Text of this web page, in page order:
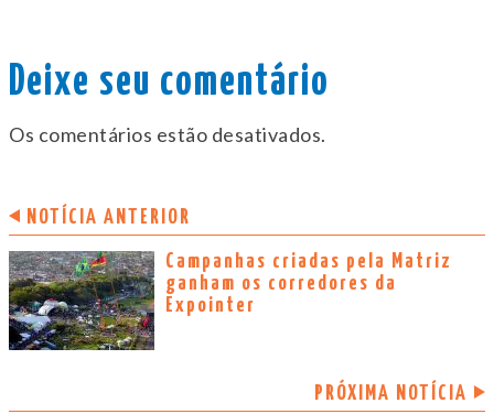
Deixe seu comentário
Os comentários estão desativados.
NOTÍCIA ANTERIOR
Campanhas criadas pela Matriz
ganham os corredores da
Expointer
PRÓXIMA NOTÍCIA